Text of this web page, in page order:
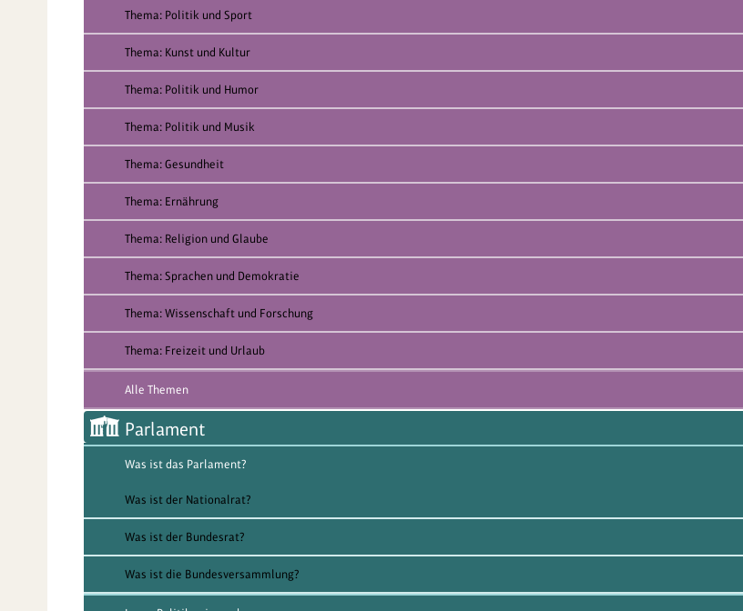
Thema: Politik und Sport
Thema: Kunst und Kultur
Thema: Politik und Humor
Thema: Politik und Musik
Thema: Gesundheit
Thema: Ernährung
Thema: Religion und Glaube
Thema: Sprachen und Demokratie
Thema: Wissenschaft und Forschung
Thema: Freizeit und Urlaub
Alle Themen
Parlament
Was ist das Parlament?
Was ist der Nationalrat?
Was ist der Bundesrat?
Was ist die Bundesversammlung?